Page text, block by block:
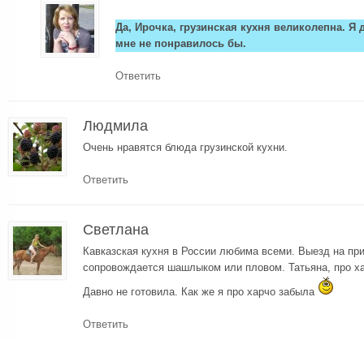
Да, Ирочка, грузинская кухня великолепна.
мне не понравилось бы.
Ответить
Людмила
Очень нравятся блюда грузинской кухни.
Ответить
Светлана
Кавказская кухня в России любима всеми. Выезд на
сопровождается шашлыком или пловом. Татьяна, про
Давно не готовила. Как же я про харчо забыла
Ответить